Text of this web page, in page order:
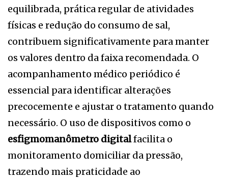
equilibrada, prática regular de atividades
físicas e redução do consumo de sal,
contribuem significativamente para manter
os valores dentro da faixa recomendada. O
acompanhamento médico periódico é
essencial para identificar alterações
precocemente e ajustar o tratamento quando
necessário. O uso de dispositivos como o
esfigmomanômetro digitalfacilita o
monitoramento domiciliar da pressão,
trazendo mais praticidade ao